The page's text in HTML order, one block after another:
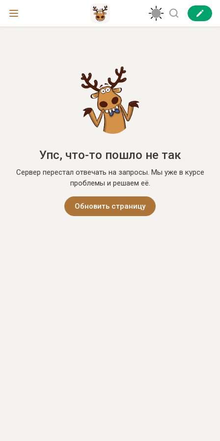
Упс, что-то пошло не так
Сервер перестал отвечать на запросы. Мы уже в курсе
проблемы и решаем её.
Обновить страницу